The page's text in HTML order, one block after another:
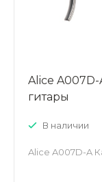
Alice A007D-
гитары
В наличии
Alice A007D-A